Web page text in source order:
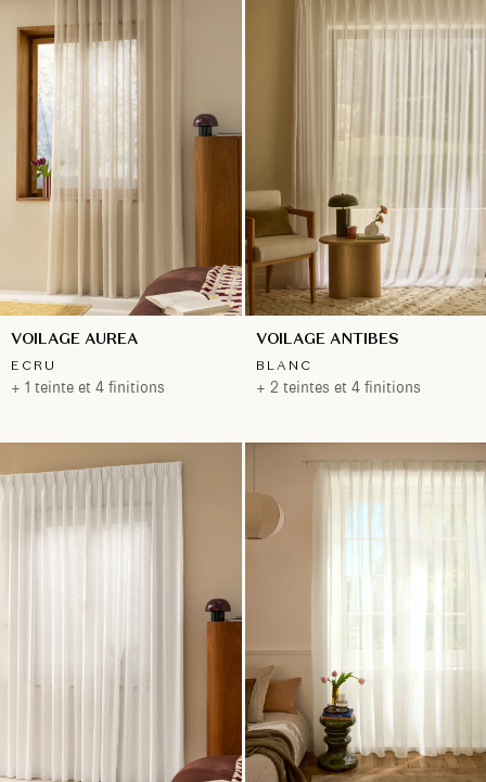
VOILAGE AUREA
ECRU
+ 1 teinte et 4 finitions
VOILAGE ANTIBES
BLANC
+ 2 teintes et 4 finitions